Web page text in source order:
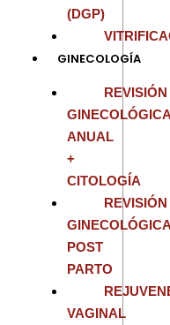
(DGP)
GINECOLOGÍA
REVISIÓN
GINECOLÓGICA
ANUAL
+
CITOLOGÍA
REVISIÓN
GINECOLÓGICA
POST
PARTO
VAGINAL